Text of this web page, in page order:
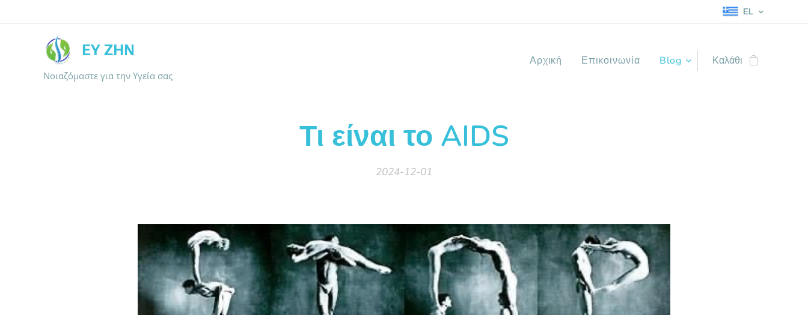
EL
ΕΥ ΖΗΝ
Νοιαζόμαστε για την Υγεία σας
Αρχική Επικοινωνία Blog Καλάθι
Τι είναι το AIDS
2024-12-01